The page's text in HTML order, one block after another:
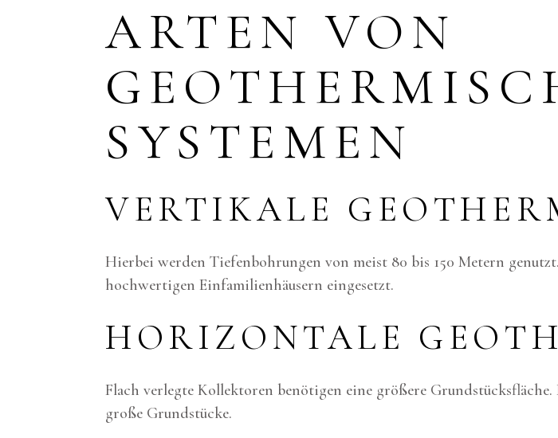
ARTEN VON
SYSTEMEN
VERTIKALE
Hierbei werden Tiefenbohrungen von meist 80 bis 150 Metern
hochwertigen Einfamilienhäusern eingesetzt.
HORIZONTALE
Flach verlegte Kollektoren benötigen eine größere
große Grundstücke.